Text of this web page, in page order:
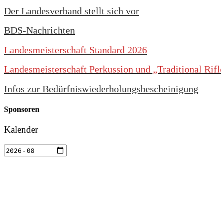
Der Landesverband stellt sich vor
BDS-Nachrichten
Landesmeisterschaft Standard 2026
Landesmeisterschaft Perkussion und „Traditional
Infos zur Bedürfniswiederholungsbescheinigung
Sponsoren
Kalender